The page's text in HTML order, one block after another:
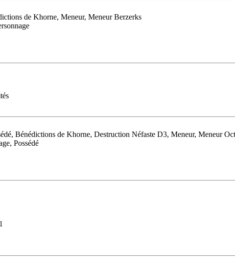
de Khorne, Meneur, Meneur Berzerks
Bénédictions de Khorne, Destruction Néfaste D3, Meneur, Meneur
Possédé